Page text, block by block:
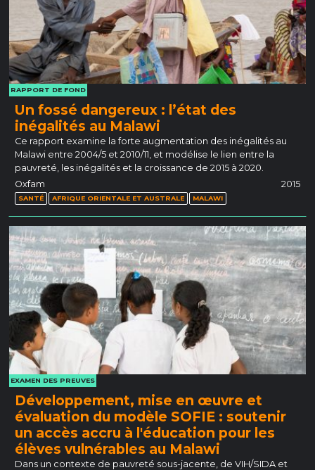
RAPPORT DE FOND
Un fossé dangereux : l’état des
inégalités au Malawi
Ce rapport examine la forte augmentation des inégalités au
Malawi entre 2004/5 et 2010/11, et modélise le lien entre la
pauvreté, les inégalités et la croissance de 2015 à 2020.
Oxfam
2015
SANTÉ AFRIQUE ORIENTALE ET AUSTRALE MALAWI
EXAMEN DES PREUVES
Développement, mise en œuvre et
évaluation du modèle SOFIE : soutenir
un accès accru à l'éducation pour les
élèves vulnérables au Malawi
Dans un contexte de pauvreté sous-jacente, de VIH/SIDA et